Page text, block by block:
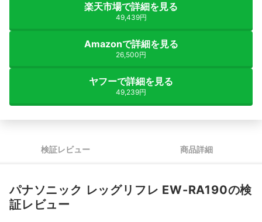
楽天市場で詳細を見る
49,439円
Amazonで詳細を見る
26,500円
ヤフーで詳細を見る
49,239円
検証レビュー 商品詳細
パナソニック レッグリフレ EW-RA190の検
証レビュー